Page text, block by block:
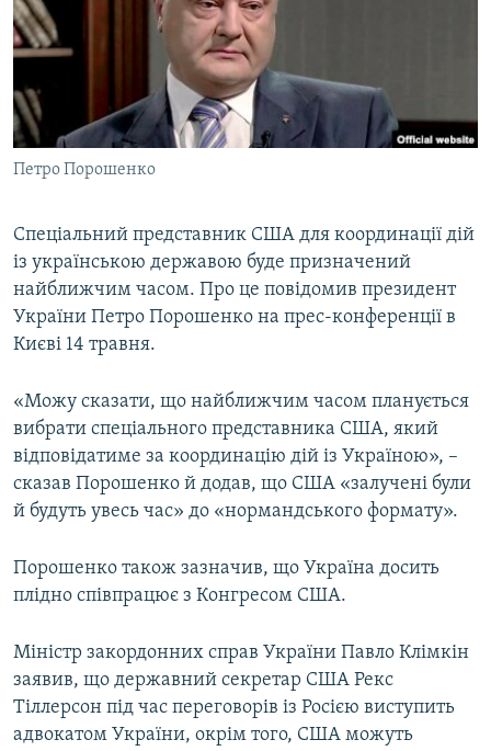
ВІДЕОУРОКИ «ELIFBE»
СВІДЧЕННЯ ОКУПАЦІЇ
УКРАЇНСЬКА ПРОБЛЕМА КРИМУ
ІНФОГРАФІКА
Русский
ДОЛУЧАЙСЯ!
Усі сайти RFE/RL
Петро Порошенко
Спеціальний представник США для координації дій
із українською державою буде призначений
найближчим часом. Про це повідомив президент
України Петро Порошенко на прес-конференції в
Києві 14 травня.
«Можу сказати, що найближчим часом планується
вибрати спеціального представника США, який
відповідатиме за координацію дій із Україною», –
сказав Порошенко й додав, що США «залучені були
й будуть увесь час» до «нормандського формату».
Порошенко також зазначив, що Україна досить
плідно співпрацює з Конгресом США.
Міністр закордонних справ України Павло Клімкін
заявив, що державний секретар США Рекс
Тіллерсон під час переговорів із Росією виступить
адвокатом України, окрім того, США можуть